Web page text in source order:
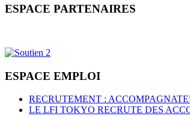
ESPACE PARTENAIRES
ESPACE EMPLOI
RECRUTEMENT :
LE LFI TOKYO RECRUTE DES